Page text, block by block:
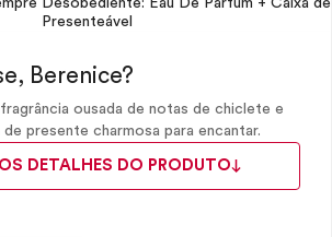
ousada de notas de chiclete e
de presente charmosa para encantar.
OS DETALHES DO PRODUTO